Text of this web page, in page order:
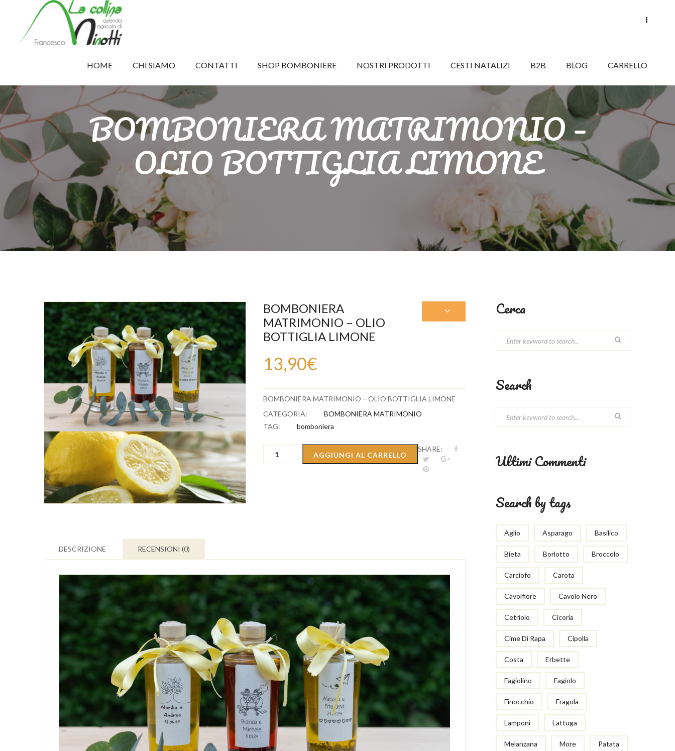
HOME CHI SIAMO CONTATTI SHOP BOMBONIERE NOSTRI PRODOTTI CESTI NATALIZI B2B BLOG CARRELLO
BOMBONIERA MATRIMONIO –
OLIO BOTTIGLIA LIMONE
BOMBONIERA
MATRIMONIO – OLIO
BOTTIGLIA LIMONE
13,90€
BOMBONIERA MATRIMONIO – OLIO BOTTIGLIA LIMONE
CATEGORIA:
BOMBONIERA MATRIMONIO
TAG:
bomboniera
MATRIMONIO
AGGIUNGI AL CARRELLO
SHARE:
DESCRIZIONE RECENSIONI (0)
Cerca
Search
Ultimi Commenti
Search by tags
Aglio Asparago Basilico
Bieta Borlotto Broccolo
Carciofo Carota
Cavolfiore Cavolo Nero
Cetriolo Cicoria
Cime Di Rapa Cipolla
Costa Erbette
Fagiolino Fagiolo
Finocchio Fragola
Lamponi Lattuga
Melanzana More Patata